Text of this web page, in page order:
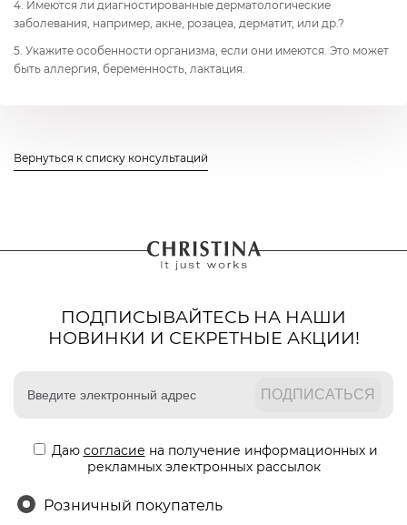
4. Имеются ли диагностированные дерматологические
заболевания, например, акне, розацеа, дерматит, или др.?
5. Укажите особенности организма, если они имеются. Это может
быть аллергия, беременность, лактация.
Вернуться к списку консультаций
ПОДПИСЫВАЙТЕСЬ НА НАШИ
НОВИНКИ И СЕКРЕТНЫЕ АКЦИИ!
Даю согласие на получение информационных и
рекламных электронных рассылок
Розничный покупатель